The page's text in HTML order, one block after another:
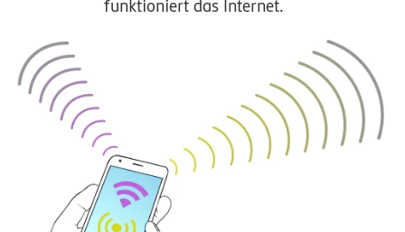
funktioniert das Internet.